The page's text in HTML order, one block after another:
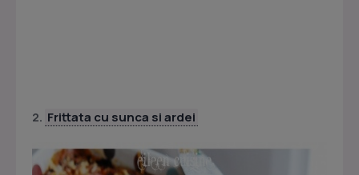
2. Frittata cu sunca si ardei